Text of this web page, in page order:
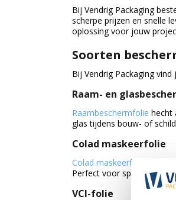
Bij Vendrig Packaging
scherpe prijzen en snelle
oplossing voor jouw
Soorten
Bij Vendrig Packaging
Raam- en
Raambeschermfolie hecht
glas tijdens bouw- of
Colad maskeerfolie
Colad maskeerfolie
Perfect voor spuitwerk
VCI-folie